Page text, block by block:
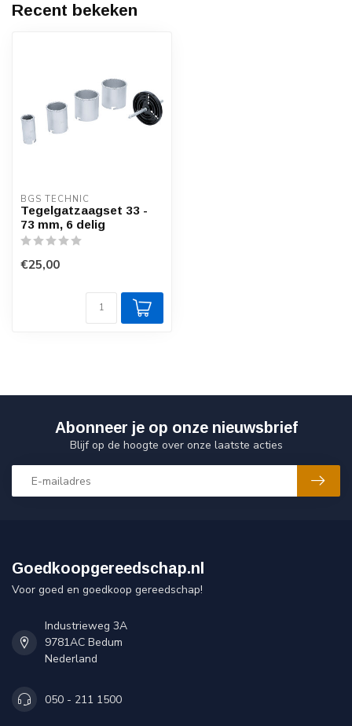
Recent bekeken
BGS TECHNIC
Tegelgatzaagset 33 -
73 mm, 6 delig
€25,00
Abonneer je op onze nieuwsbrief
Blijf op de hoogte over onze laatste acties
Goedkoopgereedschap.nl
Voor goed en goedkoop gereedschap!
Industrieweg 3A
9781AC Bedum
Nederland
050 - 211 1500